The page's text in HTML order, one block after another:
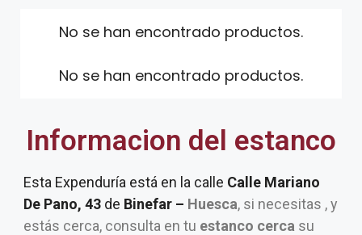
No se han encontrado productos.
No se han encontrado productos.
Informacion del estanco
Esta Expenduría está en la calle Calle Mariano
De Pano, 43 de Binefar – Huesca, si necesitas , y
estás cerca, consulta en tu estanco cerca su